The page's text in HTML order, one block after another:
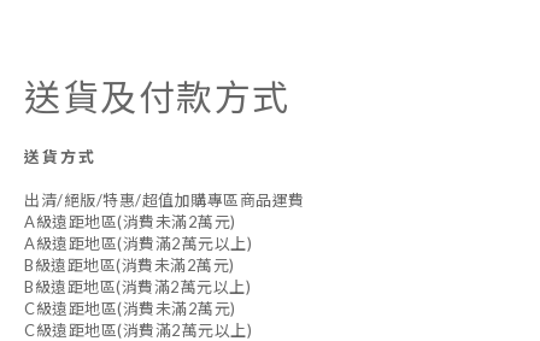
送貨及付款方式
送貨方式
出清/絕版/特惠/超值加購專區商品運費
A級遠距地區(消費未滿2萬元)
A級遠距地區(消費滿2萬元以上)
B級遠距地區(消費未滿2萬元)
B級遠距地區(消費滿2萬元以上)
C級遠距地區(消費未滿2萬元)
C級遠距地區(消費滿2萬元以上)